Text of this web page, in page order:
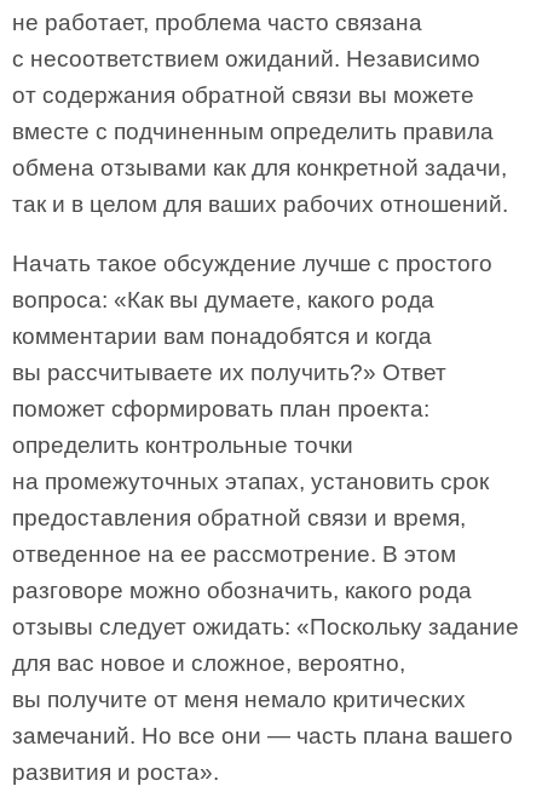
не работает, проблема часто связана
с несоответствием ожиданий. Независимо
от содержания обратной связи вы можете
вместе с подчиненным определить правила
обмена отзывами как для конкретной задачи,
так и в целом для ваших рабочих отношений.
Начать такое обсуждение лучше с простого
вопроса: «Как вы думаете, какого рода
комментарии вам понадобятся и когда
вы рассчитываете их получить?» Ответ
поможет сформировать план проекта:
определить контрольные точки
на промежуточных этапах, установить срок
предоставления обратной связи и время,
отведенное на ее рассмотрение. В этом
разговоре можно обозначить, какого рода
отзывы следует ожидать: «Поскольку задание
для вас новое и сложное, вероятно,
вы получите от меня немало критических
замечаний. Но все они — часть плана вашего
развития и роста».